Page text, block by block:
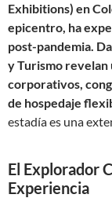
Exhibitions) en
epicentro, ha
post-pandemia.
y Turismo revelan
corporativos,
de hospedaje
estadía es una
El Explorador
Experiencia